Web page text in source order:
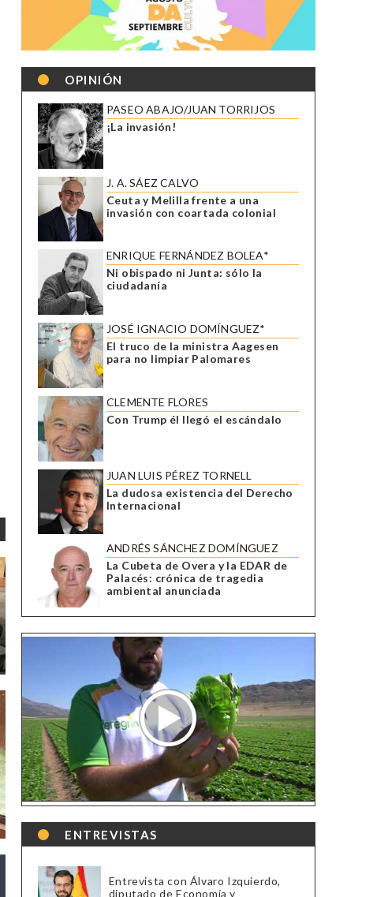
OPINIÓN
PASEO ABAJO/JUAN TORRIJOS
¡La invasión!
J. A. SÁEZ CALVO
Ceuta y Melilla frente a una
invasión con coartada colonial
ENRIQUE FERNÁNDEZ BOLEA*
Ni obispado ni Junta: sólo la
ciudadanía
JOSÉ IGNACIO DOMÍNGUEZ*
El truco de la ministra Aagesen
para no limpiar Palomares
CLEMENTE FLORES
Con Trump él llegó el escándalo
JUAN LUIS PÉREZ TORNELL
La dudosa existencia del Derecho
Internacional
ANDRÉS SÁNCHEZ DOMÍNGUEZ
La Cubeta de Overa y la EDAR de
Palacés: crónica de tragedia
ambiental anunciada
ENTREVISTAS
Entrevista con Álvaro Izquierdo,
diputado de Economía y